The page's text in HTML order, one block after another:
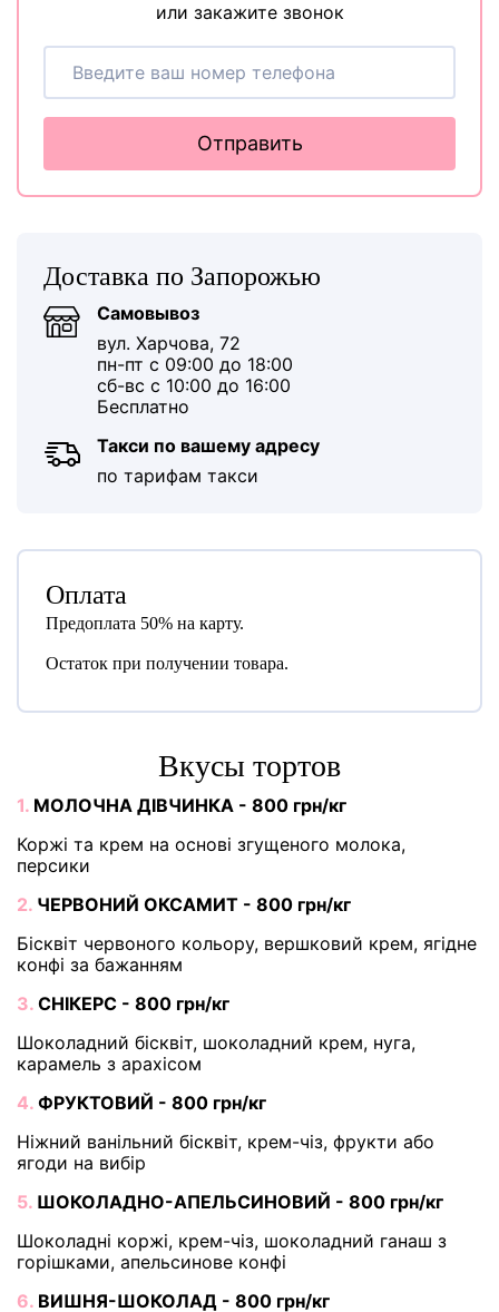
или закажите звонок
Отправить
Доставка по Запорожью
Самовывоз
вул. Харчова, 72
пн-пт с 09:00 до 18:00
сб-вс с 10:00 до 16:00
Бесплатно
Такси по вашему адресу
по тарифам такси
Оплата
Предоплата 50% на карту.
Остаток при получении товара.
Вкусы тортов
1. МОЛОЧНА ДІВЧИНКА - 800 грн/кг
Коржі та крем на основі згущеного молока,
персики
2. ЧЕРВОНИЙ ОКСАМИТ - 800 грн/кг
Бісквіт червоного кольору, вершковий крем, ягідне
конфі за бажанням
3. СНІКЕРС - 800 грн/кг
Шоколадний бісквіт, шоколадний крем, нуга,
карамель з арахісом
4. ФРУКТОВИЙ - 800 грн/кг
Ніжний ванільний бісквіт, крем-чіз, фрукти або
ягоди на вибір
5. ШОКОЛАДНО-АПЕЛЬСИНОВИЙ - 800 грн/кг
Шоколадні коржі, крем-чіз, шоколадний ганаш з
горішками, апельсинове конфі
6. ВИШНЯ-ШОКОЛАД - 800 грн/кг